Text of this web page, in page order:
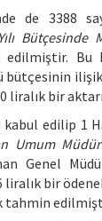
de 3388
Bütçesinde
edilmiştir. Bu
bütçesinin
liralık bir
edilip 1
Umum
Genel
bir
tahmin